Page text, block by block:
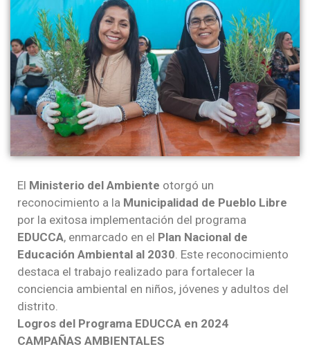
El Ministerio del Ambiente otorgó un
reconocimiento a la Municipalidad de Pueblo Libre
por la exitosa implementación del programa
EDUCCA, enmarcado en el Plan Nacional de
Educación Ambiental al 2030. Este reconocimiento
destaca el trabajo realizado para fortalecer la
conciencia ambiental en niños, jóvenes y adultos del
distrito.
Logros del Programa EDUCCA en 2024
CAMPAÑAS AMBIENTALES